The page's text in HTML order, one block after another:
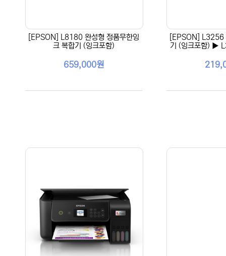
[EPSON] L8180 완성형 정품무한잉
크 복합기 (잉크포함)
659,000원
[EPSON] L3256
기 (잉크포함) ▶